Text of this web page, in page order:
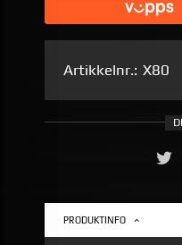
Artikkelnr.: X80
PRODUKTINFO